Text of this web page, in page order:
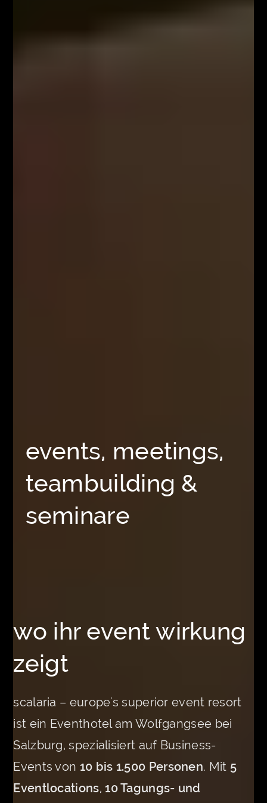
events, meetings,
teambuilding &
seminare
wo ihr event wirkung
zeigt
scalaria – europe's superior event resort
ist ein Eventhotel am Wolfgangsee bei
Salzburg, spezialisiert auf Business-
Events von 10 bis 1.500 Personen. Mit 5
Eventlocations,10 Tagungs- und